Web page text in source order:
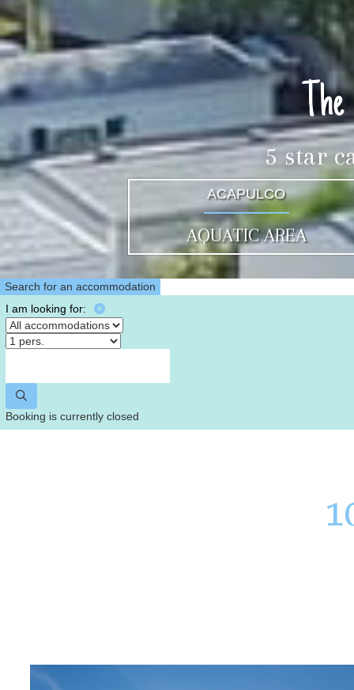
5 star
ACAPULCO
AQUATIC AREA
Search for an accommodation
I am looking for:
Booking is currently closed